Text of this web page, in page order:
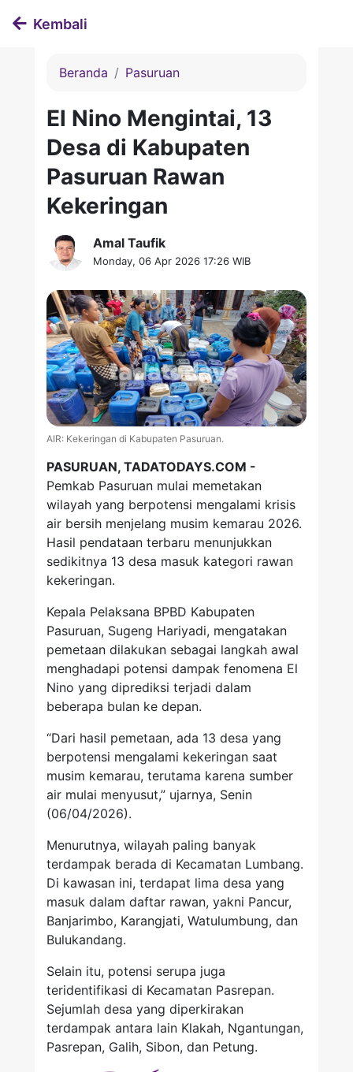
Kembali
Beranda Pasuruan
El Nino Mengintai, 13
Desa di Kabupaten
Pasuruan Rawan
Kekeringan
Amal Taufik
Monday, 06 Apr 2026 17:26 WIB
AIR: Kekeringan di Kabupaten Pasuruan.
PASURUAN, TADATODAYS.COM -
Pemkab Pasuruan mulai memetakan
wilayah yang berpotensi mengalami krisis
air bersih menjelang musim kemarau 2026.
Hasil pendataan terbaru menunjukkan
sedikitnya 13 desa masuk kategori rawan
kekeringan.
Kepala Pelaksana BPBD Kabupaten
Pasuruan, Sugeng Hariyadi, mengatakan
pemetaan dilakukan sebagai langkah awal
menghadapi potensi dampak fenomena El
Nino yang diprediksi terjadi dalam
beberapa bulan ke depan.
“Dari hasil pemetaan, ada 13 desa yang
berpotensi mengalami kekeringan saat
musim kemarau, terutama karena sumber
air mulai menyusut,” ujarnya, Senin
(06/04/2026).
Menurutnya, wilayah paling banyak
terdampak berada di Kecamatan Lumbang.
Di kawasan ini, terdapat lima desa yang
masuk dalam daftar rawan, yakni Pancur,
Banjarimbo, Karangjati, Watulumbung, dan
Bulukandang.
Selain itu, potensi serupa juga
teridentifikasi di Kecamatan Pasrepan.
Sejumlah desa yang diperkirakan
terdampak antara lain Klakah, Ngantungan,
Pasrepan, Galih, Sibon, dan Petung.